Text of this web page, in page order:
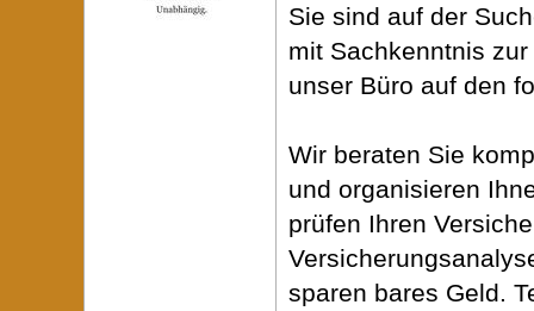
Sie sind auf der
mit Sachkenntnis
unser Büro auf den
Wir beraten Sie
und organisieren
prüfen Ihren
sparen bares Geld.